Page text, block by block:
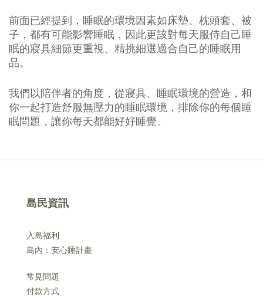
前面已經提到，睡眠的環境因素如床墊、枕頭套、被
子，都有可能影響睡眠，因此更該對每天服侍自己睡
眠的寢具細節更重視、精挑細選適合自己的睡眠用
品。
我們以陪伴者的角度，從寢具、睡眠環境的營造，和
你一起打造舒服無壓力的睡眠環境，排除你的每個睡
眠問題，讓你每天都能好好睡覺。
島民資訊
入島福利
島內：安心睡計畫
常見問題
付款方式